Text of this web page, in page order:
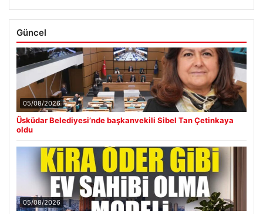
Güncel
05/08/2026
Üsküdar Belediyesi’nde başkanvekili Sibel Tan Çetinkaya
oldu
05/08/2026